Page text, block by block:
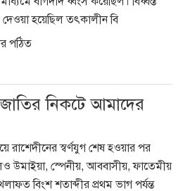
হয়েছিল তৎকালীন বি
পঠিত
নিকটে আমাদের
রাশেদীনের স্বর্ণযুগ শেষ হওয়ার পর
উমাইয়া, স্পেনীয়, আববাসীয়, ফাতেমীয়
বিংশ শতাব্দীর প্রথম ভাগ পর্যন্ত